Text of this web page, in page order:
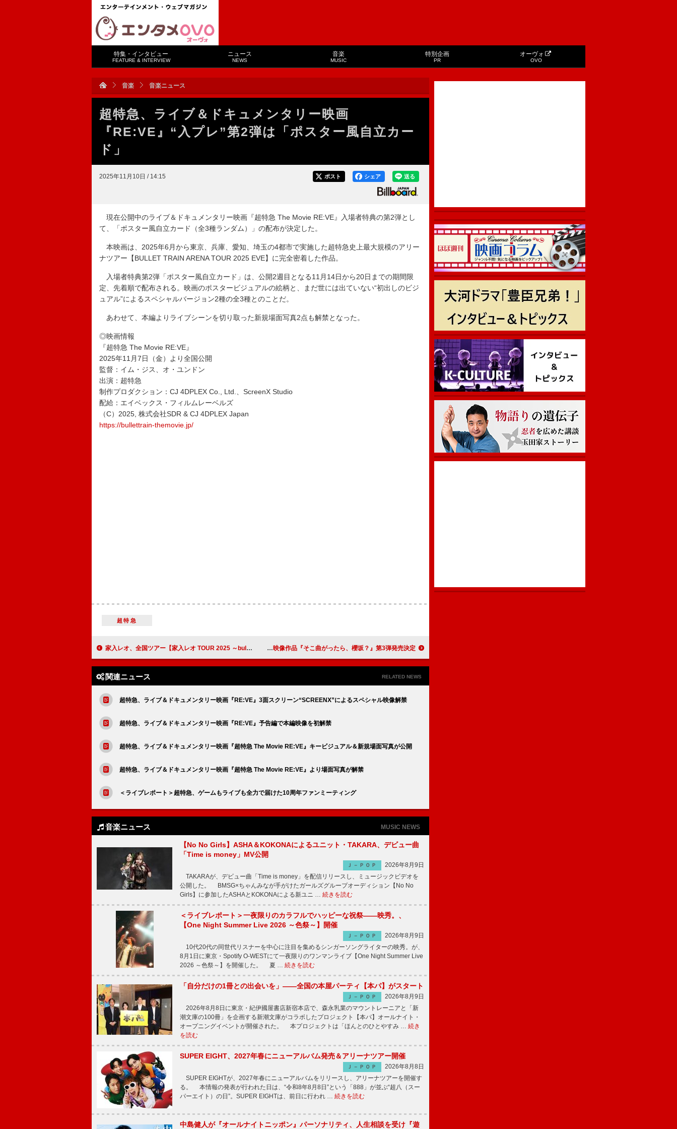
特集・インタビュー
FEATURE & INTERVIEW
ニュース
NEWS
音楽
MUSIC
特別企画
PR
オーヴォ
OVO
音楽 音楽ニュース
超特急、ライブ＆ドキュメンタリー映画
『RE:VE』“入プレ”第2弾は「ポスター風自立カー
ド」
2025年11月10日 / 14:15 送る
シェア
ポスト
現在公開中のライブ＆ドキュメンタリー映画『超特急 The Movie RE:VE』入場者特典の第2弾とし
て、「ポスター風自立カード（全3種ランダム）」の配布が決定した。
本映画は、2025年6月から東京、兵庫、愛知、埼玉の4都市で実施した超特急史上最大規模のアリー
ナツアー【BULLET TRAIN ARENA TOUR 2025 EVE】に完全密着した作品。
入場者特典第2弾「ポスター風自立カード」は、公開2週目となる11月14日から20日までの期間限
定、先着順で配布される。映画のポスタービジュアルの絵柄と、まだ世には出ていない“初出しのビジ
ュアル”によるスペシャルバージョン2種の全3種とのことだ。
あわせて、本編よりライブシーンを切り取った新規場面写真2点も解禁となった。
◎映画情報
『超特急 The Movie RE:VE』
2025年11月7日（金）より全国公開
監督：イム・ジス、オ・ユンドン
出演：超特急
制作プロダクション：CJ 4DPLEX Co., Ltd.、ScreenX Studio
配給：エイベックス・フィルムレーベルズ
（C）2025, 株式会社SDR & CJ 4DPLEX Japan
https://bullettrain-themovie.jp/
超特急
家入レオ、全国ツアー【家入レオ TOUR 2025 ～bulb～】U-NEXT独占ライブ配信決定 櫻坂46、映像作品『そこ曲がったら、櫻坂？』第3弾発売決定
関連ニュース RELATED NEWS
超特急、ライブ＆ドキュメンタリー映画『RE:VE』3面スクリーン“SCREENX”によるスペシャル映像解禁
超特急、ライブ＆ドキュメンタリー映画『RE:VE』予告編で本編映像を初解禁
超特急、ライブ＆ドキュメンタリー映画『超特急 The Movie RE:VE』キービジュアル＆新規場面写真が公開
超特急、ライブ＆ドキュメンタリー映画『超特急 The Movie RE:VE』より場面写真が解禁
＜ライブレポート＞超特急、ゲームもライブも全力で届けた10周年ファンミーティング
音楽ニュース MUSIC NEWS
【No No Girls】ASHA＆KOKONAによるユニット・TAKARA、デビュー曲
「Time is money」MV公開
Ｊ－ＰＯＰ
2026年8月9日
TAKARAが、デビュー曲「Time is money」を配信リリースし、ミュージックビデオを
公開した。 BMSG×ちゃんみなが手がけたガールズグループオーディション【No No
Girls】に参加したASHAとKOKONAによる新ユニ … 続きを読む
＜ライブレポート＞一夜限りのカラフルでハッピーな祝祭――映秀。、
【One Night Summer Live 2026 ～色祭～】開催
Ｊ－ＰＯＰ
2026年8月9日
10代20代の同世代リスナーを中心に注目を集めるシンガーソングライターの映秀。が、
8月1日に東京・Spotify O-WESTにて一夜限りのワンマンライブ【One Night Summer Live
2026 ～色祭～】を開催した。 夏 … 続きを読む
「自分だけの1冊との出会いを」――全国の本屋パーティ【本パ】がスタート
Ｊ－ＰＯＰ
2026年8月9日
2026年8月8日に東京・紀伊國屋書店新宿本店で、森永乳業のマウントレーニアと「新
潮文庫の100冊」を企画する新潮文庫がコラボしたプロジェクト【本パ】オールナイト・
オープニングイベントが開催された。 本プロジェクトは「ほんとのひとやすみ … 続き
を読む
SUPER EIGHT、2027年春にニューアルバム発売＆アリーナツアー開催
Ｊ－ＰＯＰ
2026年8月8日
SUPER EIGHTが、2027年春にニューアルバムをリリースし、アリーナツアーを開催す
る。 本情報の発表が行われた日は、“令和8年8月8日”という「888」が並ぶ“超八（スー
パーエイト）の日”。SUPER EIGHTは、前日に行われ … 続きを読む
中島健人が『オールナイトニッポン』パーソナリティ、人生相談を受け『遊